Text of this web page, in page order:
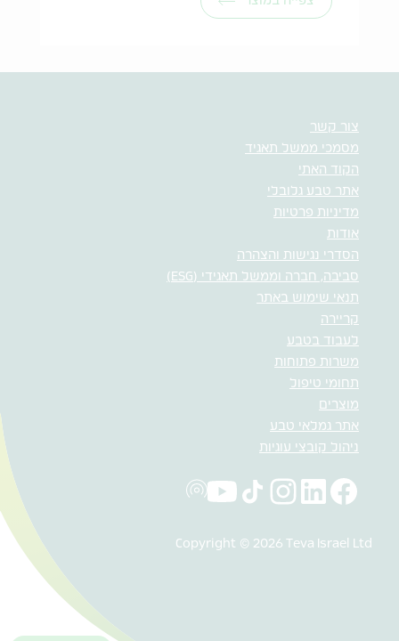
צור קשר
מסמכי ממשל תאגיד
הקוד האתי
אתר טבע גלובלי
מדיניות פרטיות
אודות
הסדרי נגישות והצהרה
סביבה, חברה וממשל תאגידי (ESG)
תנאי שימוש באתר
קריירה
לעבוד בטבע
משרות פתוחות
תחומי טיפול
מוצרים
אתר גמלאי טבע
ניהול קובצי עוגיות
Copyright © 2026 Teva Israel Ltd